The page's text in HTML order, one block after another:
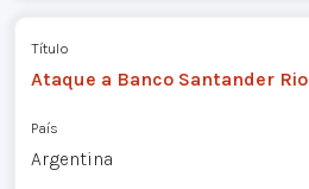
Título
Ataque a Banco Santander Rio
País
Argentina